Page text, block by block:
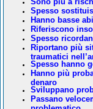
Spesso
Hanno basse
Riferiscono
Spesso
Riportano più
traumatici
Spesso hanno
Hanno più
denaro
Sviluppano
Passano
problematico